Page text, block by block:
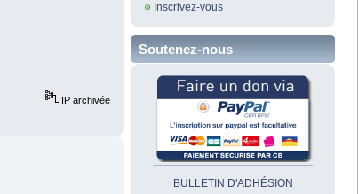
IP archivée
Inscrivez-vous
Soutenez-nous
BULLETIN D'ADHÉSION